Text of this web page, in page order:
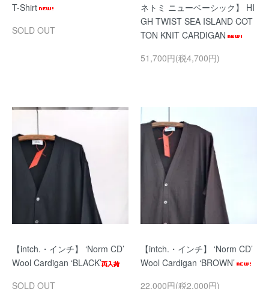
T-Shirt
SOLD OUT
ネトミ ニューベーシック】 HI
GH TWIST SEA ISLAND COT
TON KNIT CARDIGAN
51,700円(税4,700円)
【intch.・インチ】 ‘Norm CD’
Wool Cardigan ‘BLACK’
SOLD OUT
【intch.・インチ】 ‘Norm CD’
Wool Cardigan ‘BROWN’
22,000円(税2,000円)